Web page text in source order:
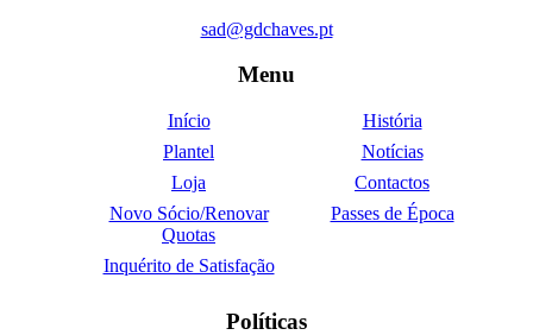
sad@gdchaves.pt
Menu
Início
História
Plantel
Notícias
Loja
Contactos
Novo Sócio/Renovar
Quotas
Passes de Época
Inquérito de Satisfação
Políticas